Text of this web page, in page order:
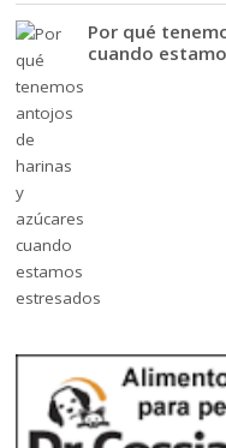
Por qué
cuando